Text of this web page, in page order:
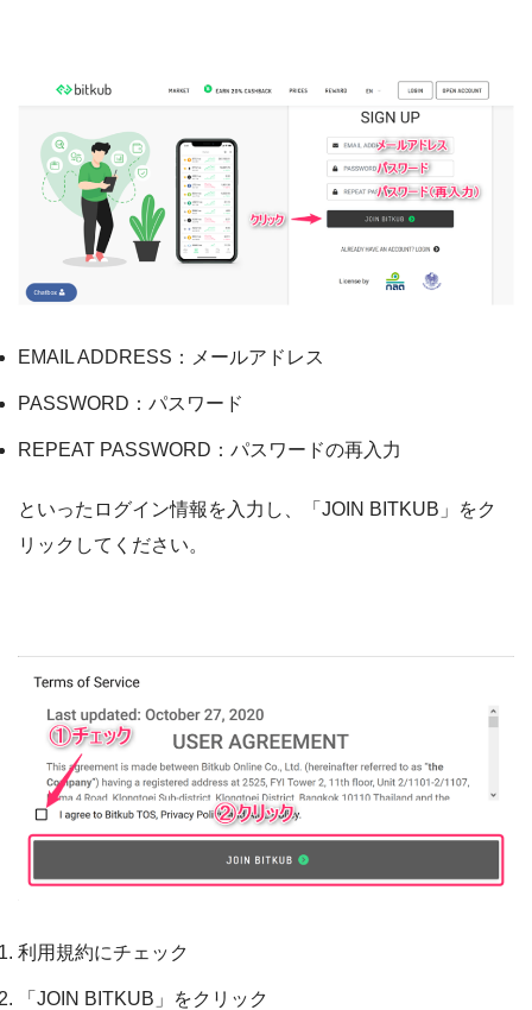
EMAIL ADDRESS：メールアドレス
PASSWORD：パスワード
REPEAT PASSWORD：パスワードの再入力
といったログイン情報を入力し、「JOIN BITKUB」をク
リックしてください。
利用規約にチェック
「JOIN BITKUB」をクリック